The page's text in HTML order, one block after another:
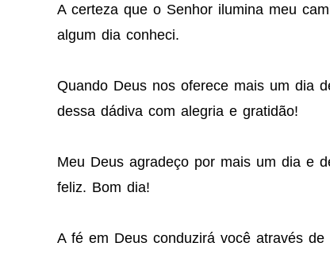
A certeza que o Senhor ilumina meu
algum dia conheci.
Quando Deus nos oferece mais um dia
dessa dádiva com alegria e gratidão!
Meu Deus agradeço por mais um dia e
feliz. Bom dia!
A fé em Deus conduzirá você através